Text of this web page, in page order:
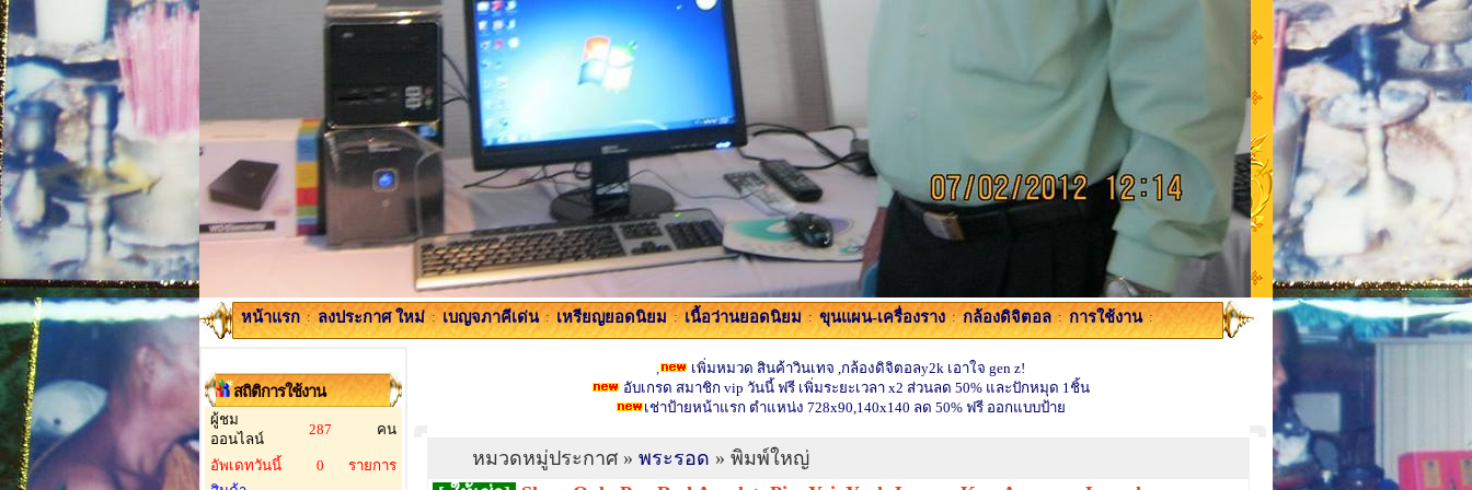
หน้าแรก : ลงประกาศ ใหม่ : เบญจภาคีเด่น : เหรียญยอดนิยม : เนื้อว่านยอดนิยม : ขุนแผน-เครื่องราง : กล้องดิจิตอล : การใช้งาน :
สถิติการใช้งาน
ผู้ชม
ออนไลน์
287 คน
อัพเดทวันนี้ 0
รายการ
,
เพิ่มหมวด สินค้าวินเทจ ,กล้องดิจิตอลy2k เอาใจ gen z!
อับเกรด สมาชิก vip วันนี้ ฟรี เพิ่มระยะเวลา x2 ส่วนลด 50% และปักหมุด 1ชิ้น
เช่าป้ายหน้าแรก ตำแหน่ง 728x90,140x140 ลด 50% ฟรี ออกแบบป้าย
หมวดหมู่ประกาศ » พระรอด » พิมพ์ใหญ่